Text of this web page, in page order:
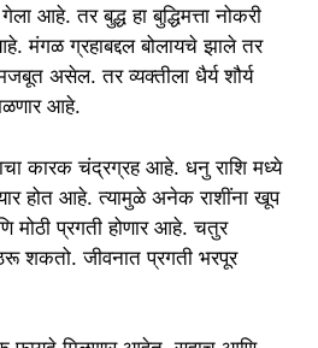
आहे. तर बुद्ध हा बुद्धिमत्ता नोकरी
मंगळ ग्रहाबद्दल बोलायचे झाले तर
असेल. तर व्यक्तीला धैर्य शौर्य
आहे.
कारक चंद्रग्रह आहे. धनु राशि मध्ये
होत आहे. त्यामुळे अनेक राशींना खूप
मोठी प्रगती होणार आहे. चतुर
ठरू शकतो. जीवनात प्रगती भरपूर